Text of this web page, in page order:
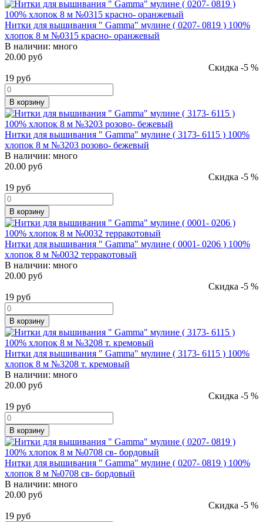
Нитки для вышивания " Gamma" мулине ( 0207- 0819 ) 100%
хлопок 8 м №0315 красно- оранжевый
В наличии: много
20.00 руб
Скидка -5 %
19 руб
В корзину
Нитки для вышивания " Gamma" мулине ( 3173- 6115 ) 100%
хлопок 8 м №3203 розово- бежевый
В наличии: много
20.00 руб
Скидка -5 %
19 руб
В корзину
Нитки для вышивания " Gamma" мулине ( 0001- 0206 ) 100%
хлопок 8 м №0032 терракотовый
В наличии: много
20.00 руб
Скидка -5 %
19 руб
В корзину
Нитки для вышивания " Gamma" мулине ( 3173- 6115 ) 100%
хлопок 8 м №3208 т. кремовый
В наличии: много
20.00 руб
Скидка -5 %
19 руб
В корзину
Нитки для вышивания " Gamma" мулине ( 0207- 0819 ) 100%
хлопок 8 м №0708 св- бордовый
В наличии: много
20.00 руб
Скидка -5 %
19 руб